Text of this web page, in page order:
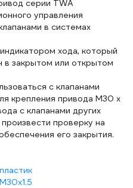
серии TWA
управления
в системах
хода, который
в закрытом или открытом
с клапанами
крепления привода M30 х
с клапанами других
проверку на
его закрытия.
пластик
M30x1.5